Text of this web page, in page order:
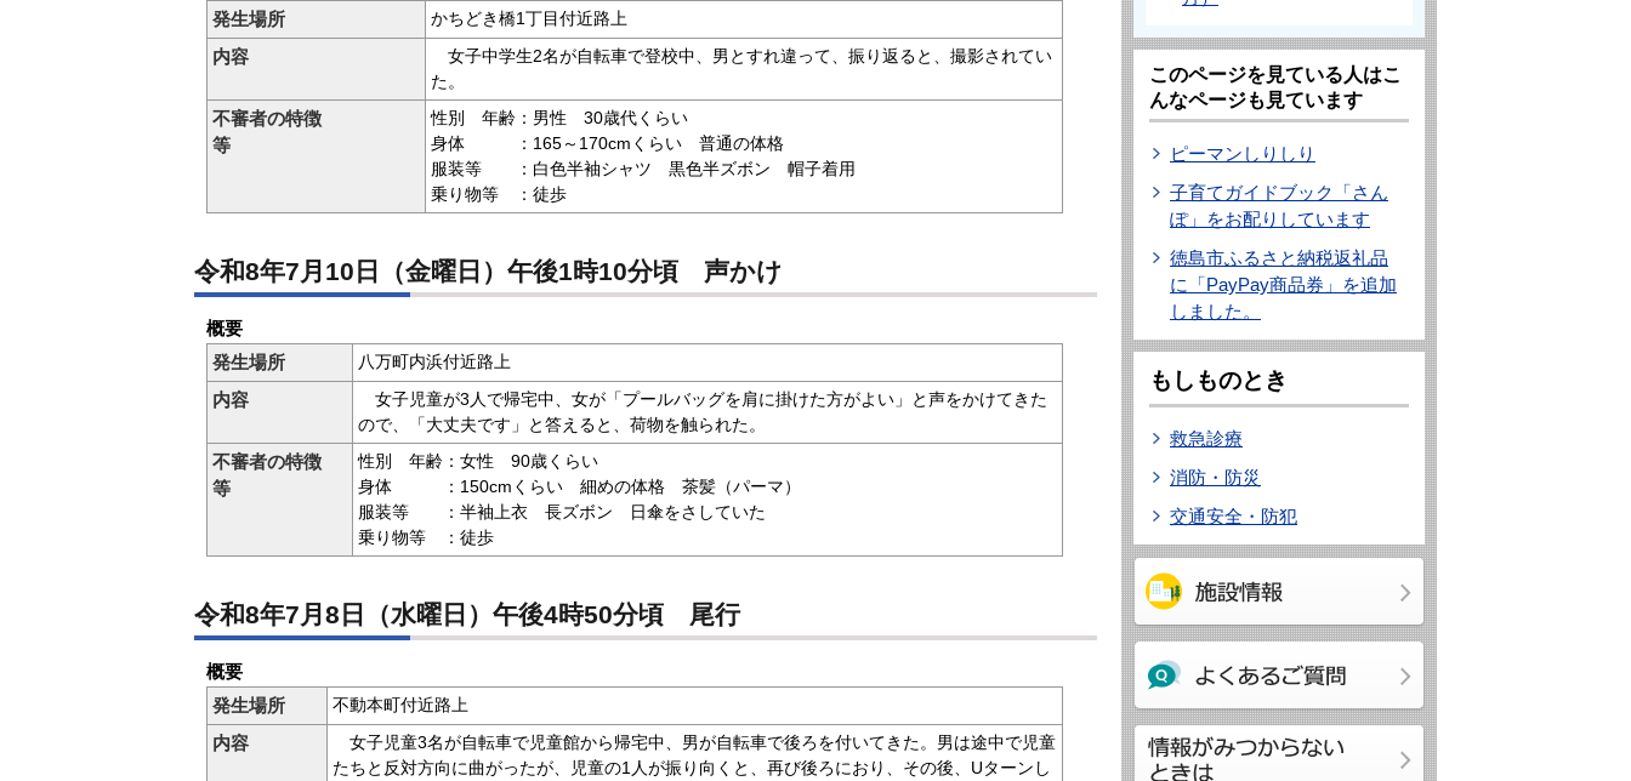
発生場所
かちどき橋1丁目付近路上
内容
女子中学生2名が自転車で登校中、男とすれ違って、振り返ると、撮影されてい
た。
不審者の特徴
等
性別 年齢：男性 30歳代くらい
身体 ：165～170cmくらい 普通の体格
服装等 ：白色半袖シャツ 黒色半ズボン 帽子着用
乗り物等 ：徒歩
令和8年7月10日（金曜日）午後1時10分頃 声かけ
概要
発生場所
八万町内浜付近路上
内容
女子児童が3人で帰宅中、女が「プールバッグを肩に掛けた方がよい」と声をかけてきた
ので、「大丈夫です」と答えると、荷物を触られた。
不審者の特徴
等
性別 年齢：女性 90歳くらい
身体 ：150cmくらい 細めの体格 茶髪（パーマ）
服装等 ：半袖上衣 長ズボン 日傘をさしていた
乗り物等 ：徒歩
令和8年7月8日（水曜日）午後4時50分頃 尾行
概要
発生場所
不動本町付近路上
内容
女子児童3名が自転車で児童館から帰宅中、男が自転車で後ろを付いてきた。男は途中で児童
たちと反対方向に曲がったが、児童の1人が振り向くと、再び後ろにおり、その後、Uターンし
このページを見ている人はこ
んなページも見ています
ピーマンしりしり
子育てガイドブック「さん
ぽ」をお配りしています
徳島市ふるさと納税返礼品
に「PayPay商品券」を追加
しました。
もしものとき
救急診療
消防・防災
交通安全・防犯